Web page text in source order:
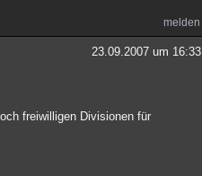
melden
23.09.2007 um 16:33
freiwilligen Divisionen für